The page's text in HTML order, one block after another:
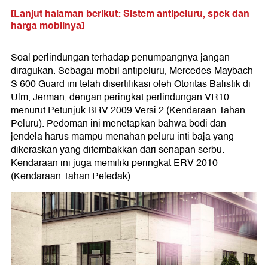
[Lanjut halaman berikut: Sistem antipeluru, spek dan
harga mobilnya]
Soal perlindungan terhadap penumpangnya jangan
diragukan. Sebagai mobil antipeluru, Mercedes-Maybach
S 600 Guard ini telah disertifikasi oleh Otoritas Balistik di
Ulm, Jerman, dengan peringkat perlindungan VR10
menurut Petunjuk BRV 2009 Versi 2 (Kendaraan Tahan
Peluru). Pedoman ini menetapkan bahwa bodi dan
jendela harus mampu menahan peluru inti baja yang
dikeraskan yang ditembakkan dari senapan serbu.
Kendaraan ini juga memiliki peringkat ERV 2010
(Kendaraan Tahan Peledak).